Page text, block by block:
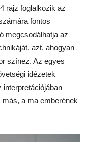
rajz foglalkozik az
fontos
megcsodálhatja az
azt, ahogyan
színez. Az egyes
idézetek
a ma emberének